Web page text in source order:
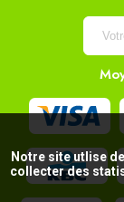
Notre site utlise
collecter des